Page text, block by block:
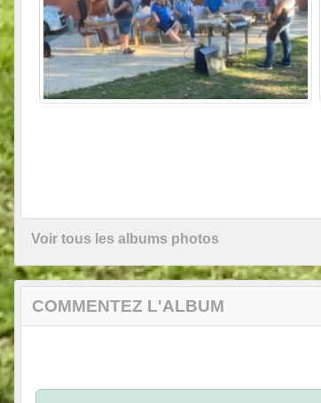
Voir tous les albums photos
COMMENTEZ L'ALBUM